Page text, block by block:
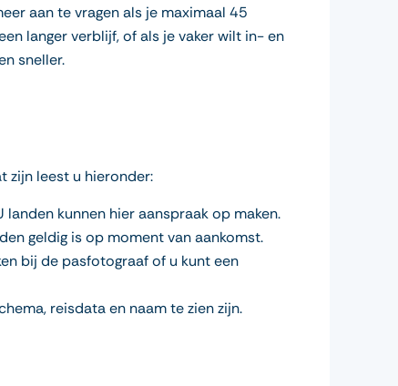
aan te vragen als je maximaal 45
langer verblijf, of als je vaker wilt in- en
sneller.
zijn leest u hieronder:
kunnen hier aanspraak op maken.
geldig is op moment van aankomst.
bij de pasfotograaf of u kunt een
reisdata en naam te zien zijn.